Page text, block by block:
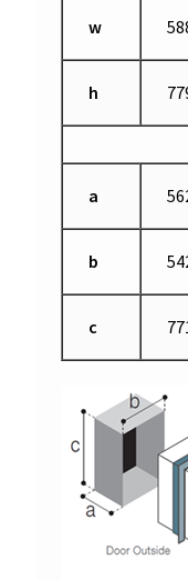
w
h
a
b
c